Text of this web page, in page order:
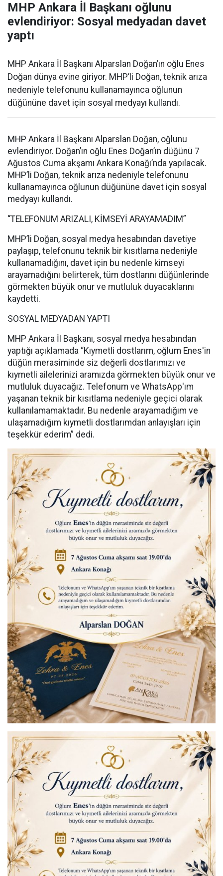
MHP Ankara İl Başkanı oğlunu
evlendiriyor: Sosyal medyadan davet
yaptı
MHP Ankara İl Başkanı Alparslan Doğan’ın oğlu Enes
Doğan dünya evine giriyor. MHP’li Doğan, teknik arıza
nedeniyle telefonunu kullanamayınca oğlunun
düğününe davet için sosyal medyayı kullandı.
MHP Ankara İl Başkanı Alparslan Doğan, oğlunu
evlendiriyor. Doğan’ın oğlu Enes Doğan’ın düğünü 7
Ağustos Cuma akşamı Ankara Konağı’nda yapılacak.
MHP’li Doğan, teknik arıza nedeniyle telefonunu
kullanamayınca oğlunun düğününe davet için sosyal
medyayı kullandı.
“TELEFONUM ARIZALI, KİMSEYİ ARAYAMADIM”
MHP’li Doğan, sosyal medya hesabından davetiye
paylaşıp, telefonunu teknik bir kısıtlama nedeniyle
kullanamadığını, davet için bu nedenle kimseyi
arayamadığını belirterek, tüm dostlarını düğünlerinde
görmekten büyük onur ve mutluluk duyacaklarını
kaydetti.
SOSYAL MEDYADAN YAPTI
MHP Ankara İl Başkanı, sosyal medya hesabından
yaptığı açıklamada “Kıymetli dostlarım, oğlum Enes'in
düğün merasiminde siz değerli dostlarımızı ve
kıymetli ailelerinizi aramızda görmekten büyük onur ve
mutluluk duyacağız. Telefonum ve WhatsApp'ım
yaşanan teknik bir kısıtlama nedeniyle geçici olarak
kullanılamamaktadır. Bu nedenle arayamadığım ve
ulaşamadığım kıymetli dostlarımdan anlayışları için
teşekkür ederim” dedi.